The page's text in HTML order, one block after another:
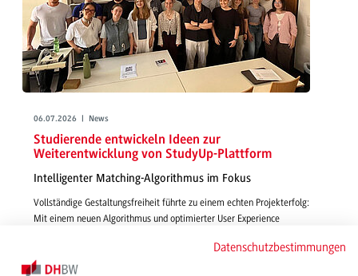
06.07.2026 | News
Studierende entwickeln Ideen zur
Weiterentwicklung von StudyUp-Plattform
Intelligenter Matching-Algorithmus im Fokus
Vollständige Gestaltungsfreiheit führte zu einem echten Projekterfolg:
Mit einem neuen Algorithmus und optimierter User Experience
smarte und passgenaue Features für die Vermittlung von Studienplätzen
über StudyUp.
Datenschutzbestimmungen